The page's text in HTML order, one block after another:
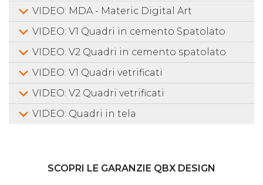
VIDEO: MDA - Materic Digital Art
VIDEO: V1 Quadri in cemento Spatolato
VIDEO: V2 Quadri in cemento spatolato
VIDEO: V1 Quadri vetrificati
VIDEO: V2 Quadri vetrificati
VIDEO: Quadri in tela
SCOPRI LE GARANZIE QBX DESIGN